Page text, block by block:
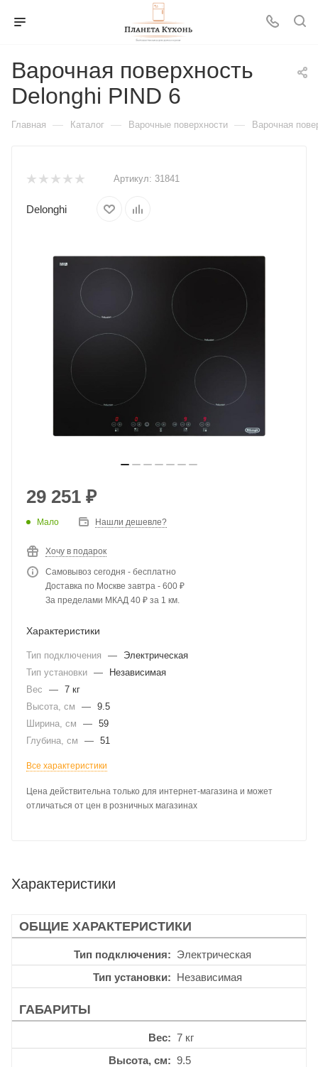
Варочная поверхность
Delonghi PIND 6
Главная — Каталог — Варочные поверхности — Варочная
Артикул: 31841
Delonghi
29 251 ₽
Мало Нашли дешевле?
Хочу в подарок
Самовывоз сегодня - бесплатно
Доставка по Москве завтра - 600 ₽
За пределами МКАД 40 ₽ за 1 км.
Характеристики
Тип подключения —
Электрическая
Тип установки —
Независимая
Вес
— 7 кг
Высота, см
— 9.5
Ширина, см
— 59
Глубина, см
— 51
Все характеристики
Цена действительна только для интернет-магазина и может
отличаться от цен в розничных магазинах
Характеристики
ОБЩИЕ ХАРАКТЕРИСТИКИ
Тип подключения
Электрическая
Тип установки
Независимая
ГАБАРИТЫ
Вес
7 кг
Высота, см
9.5